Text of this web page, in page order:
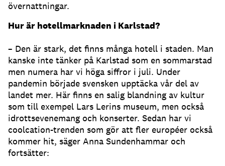
övernattningar.
Hur är hotellmarknaden i Karlstad?
– Den är stark, det finns många hotell i staden. Man
kanske inte tänker på Karlstad som en sommarstad
men numera har vi höga siffror i juli. Under
pandemin började svensken upptäcka vår del av
landet mer. Här finns en salig blandning av kultur
som till exempel Lars Lerins museum, men också
idrottsevenemang och konserter. Sedan har vi
coolcation-trenden som gör att fler européer också
kommer hit, säger Anna Sundenhammar och
fortsätter: